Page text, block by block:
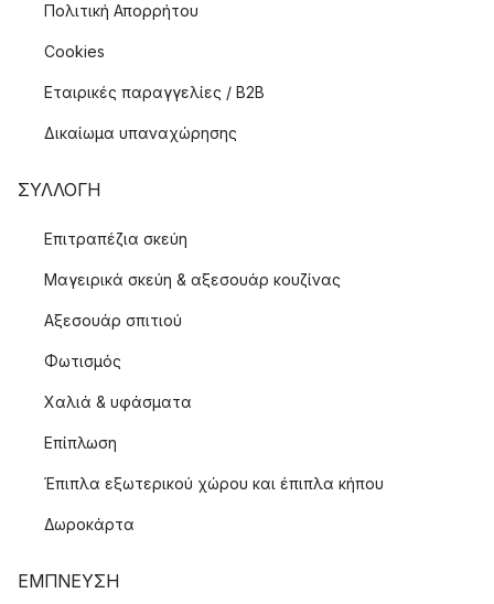
Πολιτική Απορρήτου
Cookies
Εταιρικές παραγγελίες / B2B
Δικαίωμα υπαναχώρησης
ΣΥΛΛΟΓΉ
Επιτραπέζια σκεύη
Μαγειρικά σκεύη & αξεσουάρ κουζίνας
Αξεσουάρ σπιτιού
Φωτισμός
Χαλιά & υφάσματα
Επίπλωση
Έπιπλα εξωτερικού χώρου και έπιπλα κήπου
Δωροκάρτα
ΈΜΠΝΕΥΣΗ